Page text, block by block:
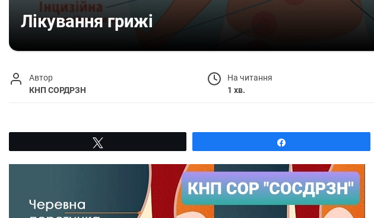
Лікування грижі
Автор
КНП СОРДРЗН
На читання
1 хв.